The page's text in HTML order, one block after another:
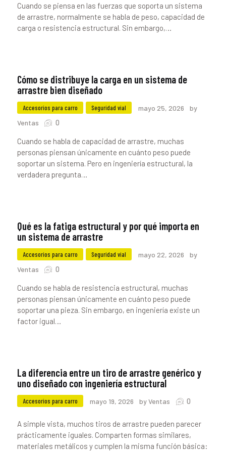
Cuando se piensa en las fuerzas que soporta un sistema
de arrastre, normalmente se habla de peso, capacidad de
carga o resistencia estructural. Sin embargo,…
Cómo se distribuye la carga en un sistema de
arrastre bien diseñado
Accesorios para carro Seguridad vial mayo 25, 2026
by
Ventas
0
Cuando se habla de capacidad de arrastre, muchas
personas piensan únicamente en cuánto peso puede
soportar un sistema. Pero en ingeniería estructural, la
verdadera pregunta…
Qué es la fatiga estructural y por qué importa en
un sistema de arrastre
Accesorios para carro Seguridad vial mayo 22, 2026
by
Ventas
0
Cuando se habla de resistencia estructural, muchas
personas piensan únicamente en cuánto peso puede
soportar una pieza. Sin embargo, en ingeniería existe un
factor igual…
La diferencia entre un tiro de arrastre genérico y
uno diseñado con ingeniería estructural
Accesorios para carro mayo 19, 2026 by Ventas 0
A simple vista, muchos tiros de arrastre pueden parecer
prácticamente iguales. Comparten formas similares,
materiales metálicos y cumplen la misma función básica: